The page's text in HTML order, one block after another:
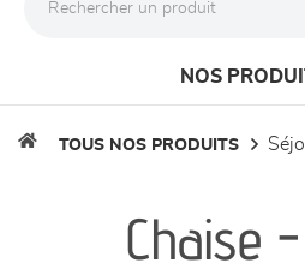
NOS
TOUS NOS PRODUITS
Chaise